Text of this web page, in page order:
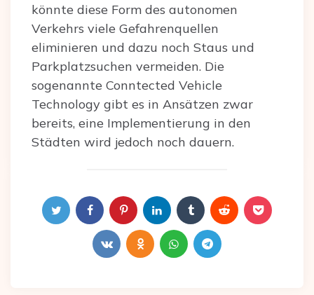
könnte diese Form des autonomen
Verkehrs viele Gefahrenquellen
eliminieren und dazu noch Staus und
Parkplatzsuchen vermeiden. Die
sogenannte Conntected Vehicle
Technology gibt es in Ansätzen zwar
bereits, eine Implementierung in den
Städten wird jedoch noch dauern.